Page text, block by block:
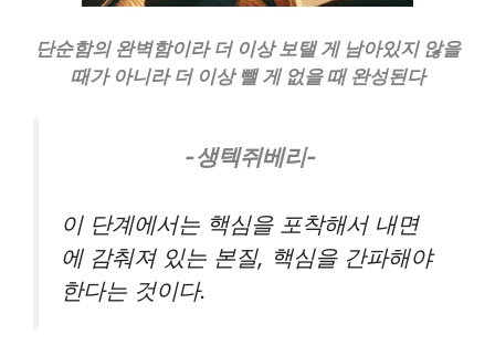
단순함의 완벽함이라 더 이상 보탤 게 남아있지 않을
때가 아니라 더 이상 뺄 게 없을 때 완성된다
-생텍쥐베리-
이 단계에서는 핵심을 포착해서 내면
에 감춰져 있는 본질, 핵심을 간파해야
한다는 것이다.